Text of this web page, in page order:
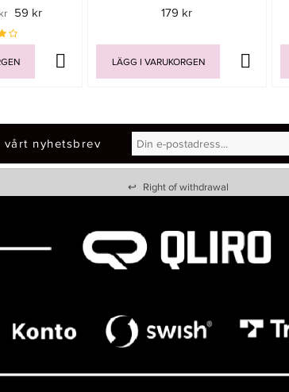
59 kr 179 kr
LÄGG I VARUKORGEN
vårt nyhetsbrev
↩ Right of withdrawal